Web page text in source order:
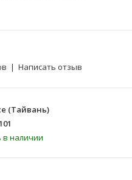
| Написать отзыв
(Тайвань)
в наличии